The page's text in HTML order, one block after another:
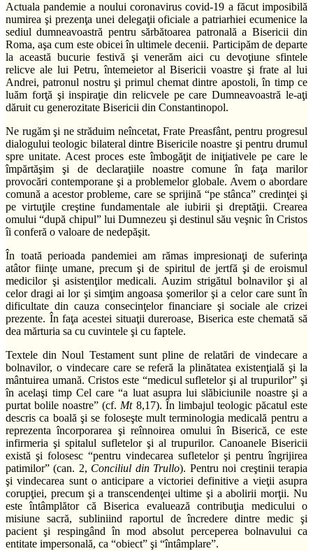
Actuala pandemie a noului coronavirus covid-19 a făcut imposibilă
numirea şi prezenţa unei delegaţii oficiale a patriarhiei ecumenice la
sediul dumneavoastră pentru sărbătoarea patronală a Bisericii din
Roma, aşa cum este obicei în ultimele decenii. Participăm de departe
la această bucurie festivă şi venerăm aici cu devoţiune sfintele
relicve ale lui Petru, întemeietor al Bisericii voastre şi frate al lui
Andrei, patronul nostru şi primul chemat dintre apostoli, în timp ce
luăm forţă şi inspiraţie din relicvele pe care Dumneavoastră le-aţi
dăruit cu generozitate Bisericii din Constantinopol.
Ne rugăm şi ne străduim neîncetat, Frate Preasfânt, pentru progresul
dialogului teologic bilateral dintre Bisericile noastre şi pentru drumul
spre unitate. Acest proces este îmbogăţit de iniţiativele pe care le
împărtăşim şi de declaraţiile noastre comune în faţa marilor
provocări contemporane şi a problemelor globale. Avem o abordare
comună a acestor probleme, care se sprijină “pe stânca” credinţei şi
pe virtuţile creştine fundamentale ale iubirii şi dreptăţii. Crearea
omului “după chipul” lui Dumnezeu şi destinul său veşnic în Cristos
îi conferă o valoare de nedepăşit.
În toată perioada pandemiei am rămas impresionaţi de suferinţa
atâtor fiinţe umane, precum şi de spiritul de jertfă şi de eroismul
medicilor şi asistenţilor medicali. Auzim strigătul bolnavilor şi al
celor dragi ai lor şi simţim angoasa şomerilor şi a celor care sunt în
dificultate din cauza consecinţelor financiare şi sociale ale crizei
prezente. În faţa acestei situaţii dureroase, Biserica este chemată să
dea mărturia sa cu cuvintele şi cu faptele.
Textele din Noul Testament sunt pline de relatări de vindecare a
bolnavilor, o vindecare care se referă la plinătatea existenţială şi la
mântuirea umană. Cristos este “medicul sufletelor şi al trupurilor” şi
în acelaşi timp Cel care “a luat asupra lui slăbiciunile noastre şi a
purtat bolile noastre” (cf. Mt8,17). În limbajul teologic păcatul este
descris ca boală şi se foloseşte mult terminologia medicală pentru a
reprezenta încorporarea şi reînnoirea omului în Biserică, ce este
infirmeria şi spitalul sufletelor şi al trupurilor. Canoanele Bisericii
există şi folosesc “pentru vindecarea sufletelor şi pentru îngrijirea
patimilor” (can. 2, Conciliul din Trullo). Pentru noi creştinii terapia
şi vindecarea sunt o anticipare a victoriei definitive a vieţii asupra
corupţiei, precum şi a transcendenţei ultime şi a abolirii morţii. Nu
este întâmplător că Biserica evaluează contribuţia medicului o
misiune sacră, subliniind raportul de încredere dintre medic şi
pacient şi respingând în mod absolut perceperea bolnavului ca
entitate impersonală, ca “obiect” şi “întâmplare”.